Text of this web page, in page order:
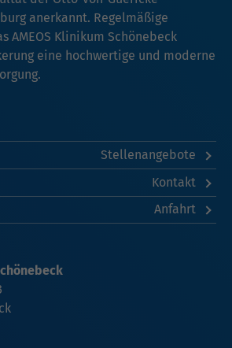
anerkannt. Regelmäßige
AMEOS Klinikum Schönebeck
eine hochwertige und moderne
Stellenangebote
Kontakt
Anfahrt